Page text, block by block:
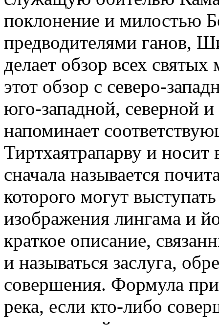
поклонение и милостью
предводителями ганов,
делает обзор всех
этот обзор с северо-
юго-западной, северной
напоминает
Тиртхаятрапарву и
сначала называется
которого могут
изображения лингама и
краткое описание,
и называться заслуга,
совершения. Формула
река, если кто-либо